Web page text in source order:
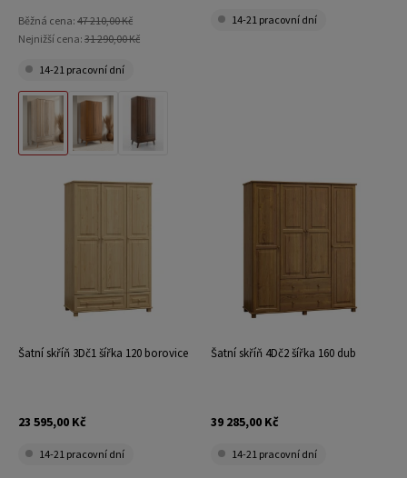
Běžná cena: 47 210,00 Kč
Nejnižší cena: 31 290,00 Kč
14-21 pracovní dní
14-21 pracovní dní
Šatní skříň 3Dč1 šířka 120 borovice
23 595,00 Kč
14-21 pracovní dní
Šatní skříň 4Dč2 šířka 160 dub
39 285,00 Kč
14-21 pracovní dní